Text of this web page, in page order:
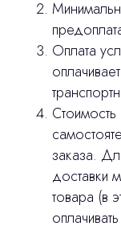
Оплата
заказа.
доставки
товара (в